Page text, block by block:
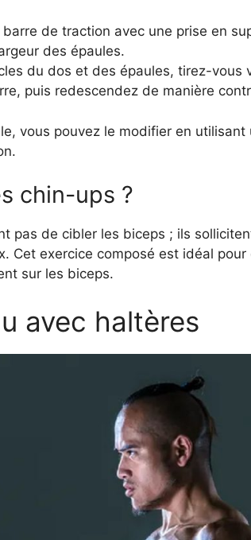
de traction avec une prise en
des épaules.
du dos et des épaules, tirez-vous
puis redescendez de manière
vous pouvez le modifier en
chin-ups ?
pas de cibler les biceps ; ils
Cet exercice composé est idéal
sur les biceps.
avec haltères